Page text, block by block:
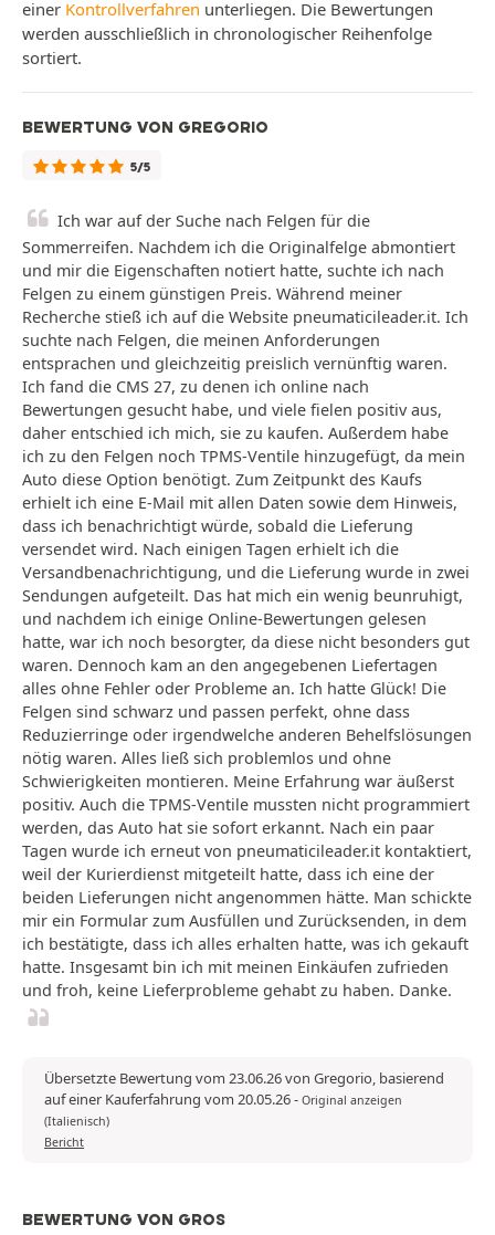
einer Kontrollverfahren unterliegen. Die Bewertungen
werden ausschließlich in chronologischer Reihenfolge
sortiert.
BEWERTUNG VON GREGORIO
5/5
Ich war auf der Suche nach Felgen für die
Sommerreifen. Nachdem ich die Originalfelge abmontiert
und mir die Eigenschaften notiert hatte, suchte ich nach
Felgen zu einem günstigen Preis. Während meiner
Recherche stieß ich auf die Website pneumaticileader.it. Ich
suchte nach Felgen, die meinen Anforderungen
entsprachen und gleichzeitig preislich vernünftig waren.
Ich fand die CMS 27, zu denen ich online nach
Bewertungen gesucht habe, und viele fielen positiv aus,
daher entschied ich mich, sie zu kaufen. Außerdem habe
ich zu den Felgen noch TPMS-Ventile hinzugefügt, da mein
Auto diese Option benötigt. Zum Zeitpunkt des Kaufs
erhielt ich eine E-Mail mit allen Daten sowie dem Hinweis,
dass ich benachrichtigt würde, sobald die Lieferung
versendet wird. Nach einigen Tagen erhielt ich die
Versandbenachrichtigung, und die Lieferung wurde in zwei
Sendungen aufgeteilt. Das hat mich ein wenig beunruhigt,
und nachdem ich einige Online-Bewertungen gelesen
hatte, war ich noch besorgter, da diese nicht besonders gut
waren. Dennoch kam an den angegebenen Liefertagen
alles ohne Fehler oder Probleme an. Ich hatte Glück! Die
Felgen sind schwarz und passen perfekt, ohne dass
Reduzierringe oder irgendwelche anderen Behelfslösungen
nötig waren. Alles ließ sich problemlos und ohne
Schwierigkeiten montieren. Meine Erfahrung war äußerst
positiv. Auch die TPMS-Ventile mussten nicht programmiert
werden, das Auto hat sie sofort erkannt. Nach ein paar
Tagen wurde ich erneut von pneumaticileader.it kontaktiert,
weil der Kurierdienst mitgeteilt hatte, dass ich eine der
beiden Lieferungen nicht angenommen hätte. Man schickte
mir ein Formular zum Ausfüllen und Zurücksenden, in dem
ich bestätigte, dass ich alles erhalten hatte, was ich gekauft
hatte. Insgesamt bin ich mit meinen Einkäufen zufrieden
und froh, keine Lieferprobleme gehabt zu haben. Danke.
Übersetzte Bewertung vom 23.06.26 von Gregorio, basierend
auf einer Kauferfahrung vom 20.05.26- Original anzeigen
(Italienisch)
Bericht
BEWERTUNG VON GROS